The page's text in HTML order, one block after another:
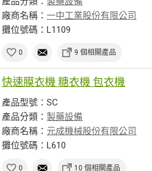
廠商名稱：一中工業股份有限公司
攤位號碼：L1109
0 9 個相關產品
快速膜衣機 糖衣機 包衣機
產品型號：SC
產品分類：製藥設備
廠商名稱： 元成機械股份有限公司
攤位號碼：L610
0 10 個相關產品